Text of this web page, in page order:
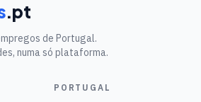
.pt
de Portugal.
numa só plataforma.
PORTUGAL